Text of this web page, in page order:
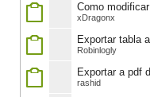
Como
xDragonx
Exportar tabla
Robinlogly
Exportar a pdf
rashid